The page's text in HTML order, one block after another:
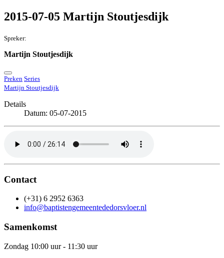
2015-07-05 Martijn Stoutjesdijk
Spreker:
Martijn Stoutjesdijk
Preken Series
Martijn Stoutjesdijk
Details
Datum: 05-07-2015
Contact
(+31) 6 2952 6363
info@baptistengemeentededorsvloer.nl
Samenkomst
Zondag 10:00 uur - 11:30 uur